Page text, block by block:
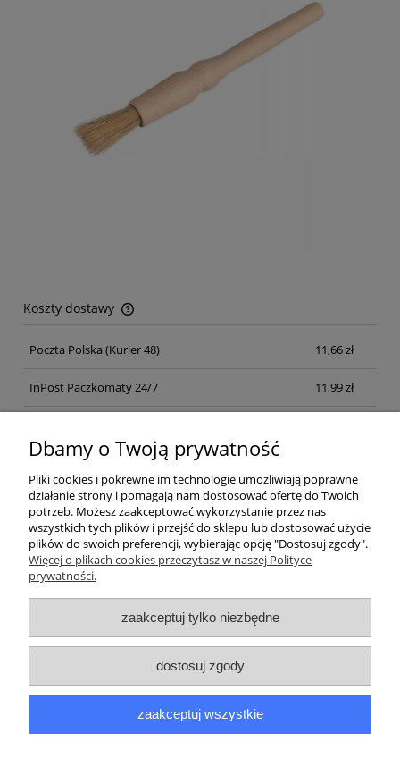
Koszty dostawy
Cena nie zawiera ewentualnych kosztów płatności
Poczta Polska (Kurier 48) 11,66 zł
InPost Paczkomaty 24/7 11,99 zł
Pomoc
Moje konto
Płatności i dostawa
Informacje
O nas
Dbamy o Twoją prywatność
Pliki cookies i pokrewne im technologie umożliwiają poprawne
działanie strony i pomagają nam dostosować ofertę do Twoich
potrzeb. Możesz zaakceptować wykorzystanie przez nas
wszystkich tych plików i przejść do sklepu lub dostosować użycie
plików do swoich preferencji, wybierając opcję "Dostosuj zgody".
Więcej o plikach cookies przeczytasz w naszej Polityce
prywatności.
zaakceptuj tylko niezbędne
dostosuj zgody
zaakceptuj wszystkie